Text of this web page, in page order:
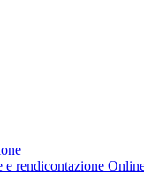
e rendicontazione